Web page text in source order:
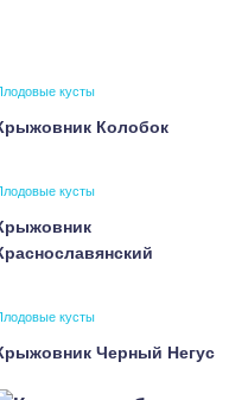
кусты
Колобок
кусты
кусты
Черный Негус